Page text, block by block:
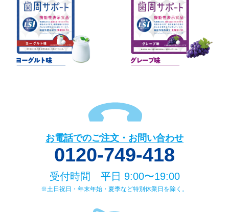
お電話でのご注文・お問い合わせ
0120-749-418
受付時間 平日 9:00〜19:00
※土日祝日・年末年始・夏季など特別休業日を除く。